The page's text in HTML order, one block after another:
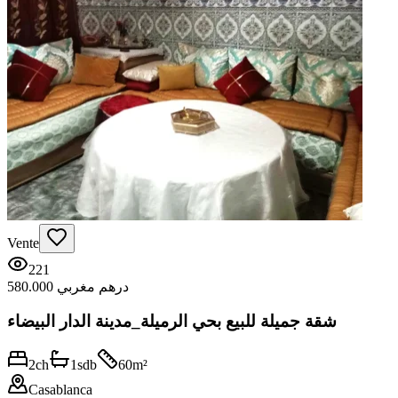
Vente
221
580.000 درهم مغربي
شقة جميلة للبيع بحي الرميلة_مدينة الدار البيضاء
2ch 1sdb 60m²
Casablanca